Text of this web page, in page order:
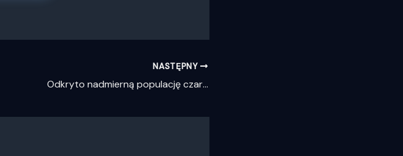
NASTĘPNY
Odkryto nadmierną populację czarnych dziur w gromadzie gwiazd Palomar 5